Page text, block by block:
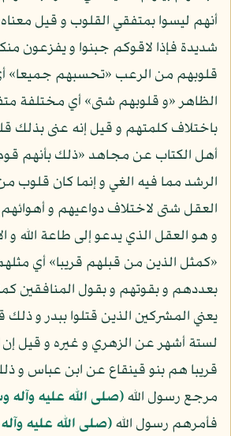
أنهم ليسوا بمتفقي القلوب و قيل
شديدة فإذا لاقوكم جبنوا و يفزعون
قلوبهم من الرعب «تحسبهم جميعا»
الظاهر «و قلوبهم شتى» أي مختلفة
باختلاف كلمتهم و قيل إنه عنى بذلك
أهل الكتاب عن مجاهد «ذلك بأنهم
الرشد مما فيه الغي و إنما كان قلوب
العقل شتى لاختلاف دواعيهم و
و هو العقل الذي يدعو إلى طاعة الله و
«كمثل الذين من قبلهم قريبا» أي
بعددهم و بقوتهم و بقول المنافقين
يعني المشركين الذين قتلوا ببدر و ذلك
لستة أشهر عن الزهري و غيره و قيل
قريبا هم بنو قينقاع عن ابن عباس و
مرجع رسول الله(صلى الله عليه وآله
فأمرهم رسول الله(صلى الله عليه